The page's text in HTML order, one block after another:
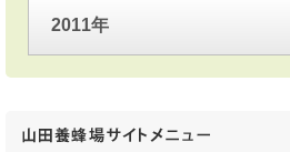
2011年